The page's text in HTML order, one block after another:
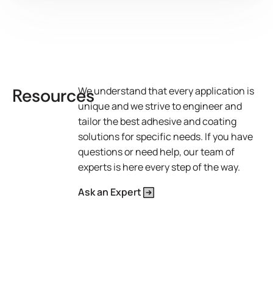
ResourcesWe understand that every application is
unique and we strive to engineer and
tailor the best adhesive and coating
solutions for specific needs. If you have
questions or need help, our team of
experts is here every step of the way.
Ask an Expert